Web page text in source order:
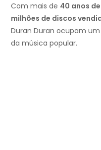
Com mais de 40 anos
milhões de discos
Duran Duran ocupam
da música popular.